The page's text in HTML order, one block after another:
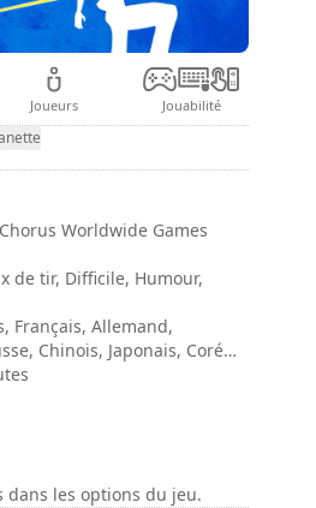
Joueurs Jouabilité
Worldwide Games
de tir, Difficile, Humour,
Français, Allemand,
Chinois, Japonais, Coréen
dans les options du jeu.